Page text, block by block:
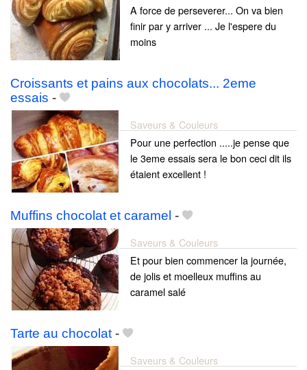
A force de perseverer... On va bien
finir par y arriver ... Je l'espere du
moins
Croissants et pains aux chocolats... 2eme
essais -
Saveurs & Couleurs
Pour une perfection .....je pense que
le 3eme essais sera le bon ceci dit ils
étaient excellent !
Muffins chocolat et caramel -
Saveurs & Couleurs
Et pour bien commencer la journée,
de jolis et moelleux muffins au
caramel salé
Tarte au chocolat -
Saveurs & Couleurs